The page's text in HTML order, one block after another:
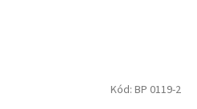
Kód: BP 0119-2